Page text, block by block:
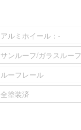
アルミホイール： -
サンルーフ/ガラスルーフ
ルーフレール
全塗装済